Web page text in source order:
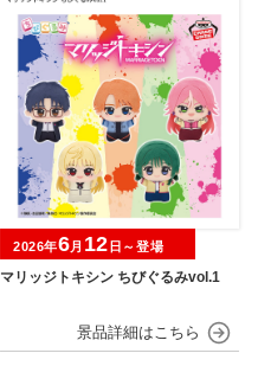
マリッジトキシン ちびぐるみvol.1
2026年6月 12 日～登場